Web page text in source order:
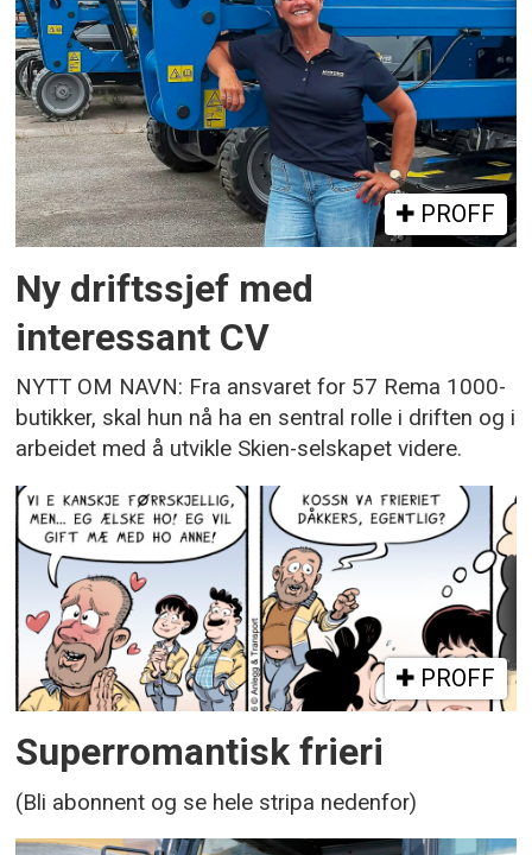
PROFF
Ny driftssjef med
interessant CV
NYTT OM NAVN: Fra ansvaret for 57 Rema 1000-
butikker, skal hun nå ha en sentral rolle i driften og i
arbeidet med å utvikle Skien-selskapet videre.
PROFF
Superromantisk frieri
(Bli abonnent og se hele stripa nedenfor)